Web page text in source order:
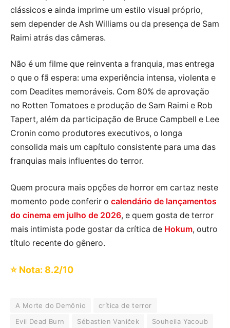
clássicos e ainda imprime um estilo visual próprio,
sem depender de Ash Williams ou da presença de Sam
Raimi atrás das câmeras.
Não é um filme que reinventa a franquia, mas entrega
o que o fã espera: uma experiência intensa, violenta e
com Deadites memoráveis. Com 80% de aprovação
no Rotten Tomatoes e produção de Sam Raimi e Rob
Tapert, além da participação de Bruce Campbell e Lee
Cronin como produtores executivos, o longa
consolida mais um capítulo consistente para uma das
franquias mais influentes do terror.
Quem procura mais opções de horror em cartaz neste
momento pode conferir o calendário de lançamentos
do cinema em julho de 2026, e quem gosta de terror
mais intimista pode gostar da crítica de Hokum, outro
título recente do gênero.
⭐ Nota: 8.2/10
A Morte do Demônio
crítica de terror
Evil Dead Burn
Sébastien Vaniček Souheila Yacoub